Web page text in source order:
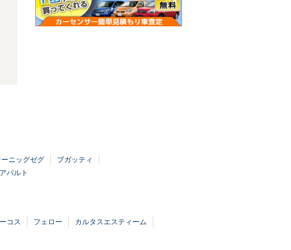
ニッグゼグ
ブガッティ
アバルト
コス フェロー
カルタスエスティーム